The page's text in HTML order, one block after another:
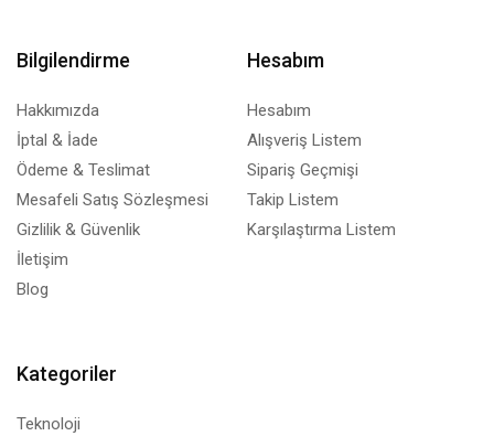
Bilgilendirme
Hakkımızda
İptal & İade
Ödeme & Teslimat
Mesafeli Satış Sözleşmesi
Gizlilik & Güvenlik
İletişim
Blog
Hesabım
Hesabım
Alışveriş Listem
Sipariş Geçmişi
Takip Listem
Karşılaştırma Listem
Kategoriler
Teknoloji